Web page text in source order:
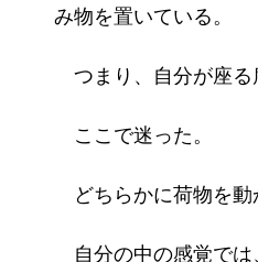
み物を置いている。
つまり、自分が座る
ここで迷った。
どちらかに荷物を動
自分の中の感覚では